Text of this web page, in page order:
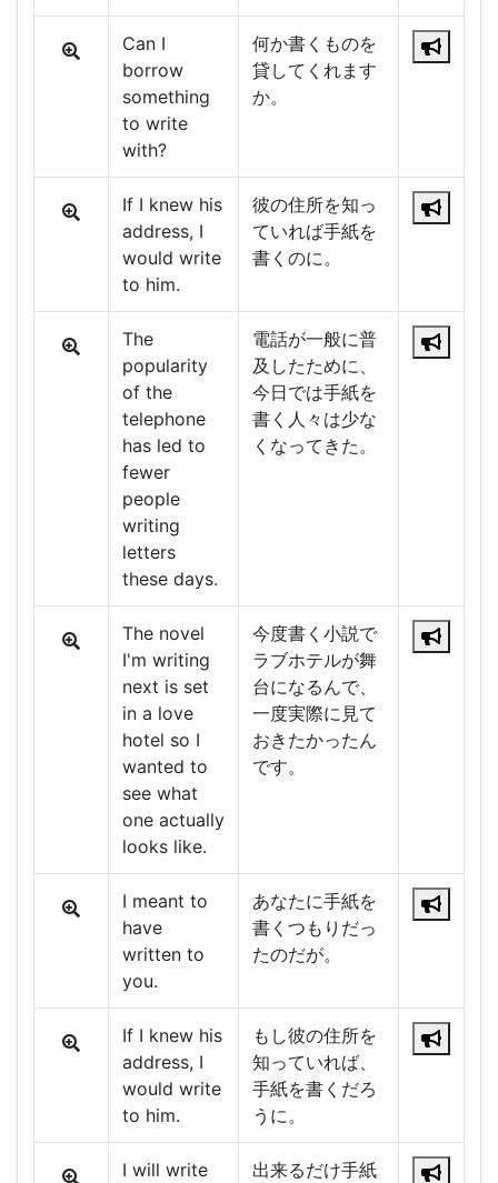
Can I
borrow
something
to write
with?
何か書くものを
貸してくれます
か。
If I knew his
address, I
would write
to him.
彼の住所を知っ
ていれば手紙を
書くのに。
The
popularity
of the
telephone
has led to
fewer
people
writing
letters
these days.
電話が一般に普
及したために、
今日では手紙を
書く人々は少な
くなってきた。
The novel
I'm writing
next is set
in a love
hotel so I
wanted to
see what
one actually
looks like.
今度書く小説で
ラブホテルが舞
台になるんで、
一度実際に見て
おきたかったん
です。
I meant to
have
written to
you.
あなたに手紙を
書くつもりだっ
たのだが。
If I knew his
address, I
would write
to him.
もし彼の住所を
知っていれば、
手紙を書くだろ
うに。
I will write
出来るだけ手紙